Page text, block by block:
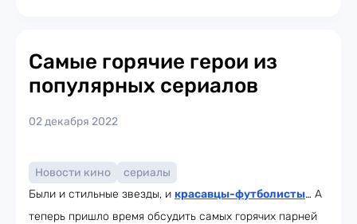
Самые горячие герои из
популярных сериалов
02 декабря 2022
Новости кино
сериалы
Были и стильные звезды, и красавцы-футболисты… А
теперь пришло время обсудить самых горячих парней